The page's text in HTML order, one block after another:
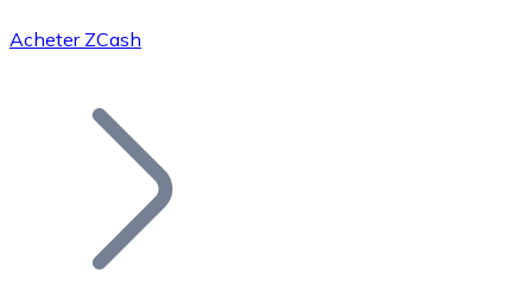
Bitcoin
Acheter ZCash